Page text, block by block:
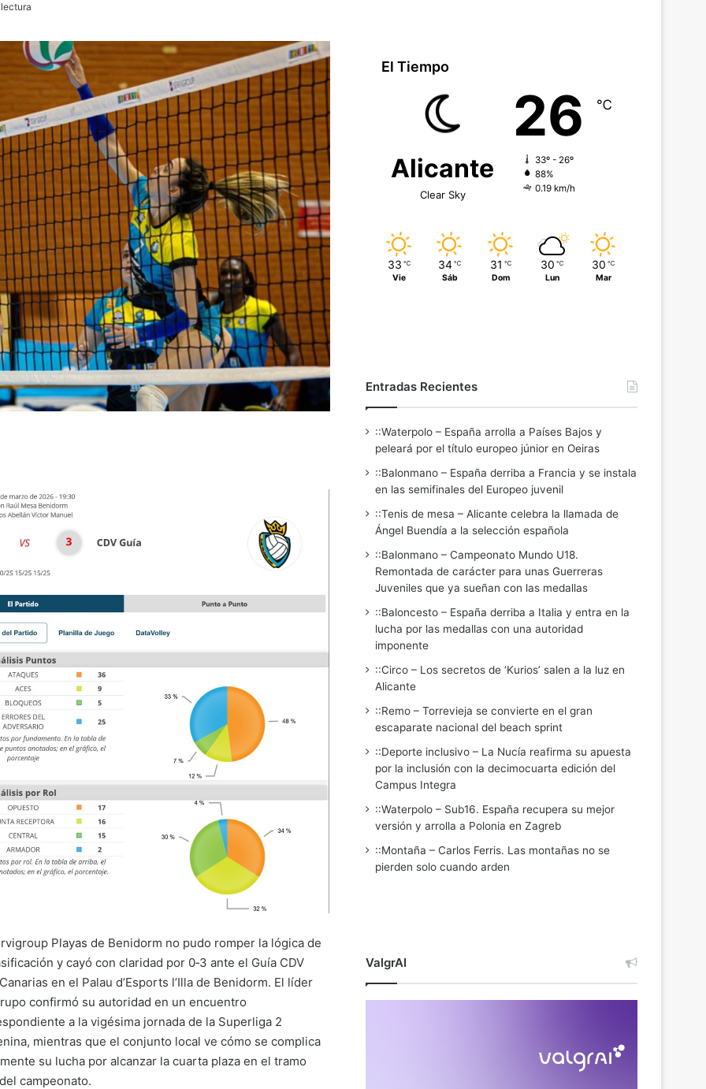
Playas de Benidorm no pudo romper la lógica de
y cayó con claridad por 0‑3 ante el Guía CDV
en el Palau d’Esports l’Illa de Benidorm. El líder
confirmó su autoridad en un encuentro
a la vigésima jornada de la Superliga 2
mientras que el conjunto local ve cómo se complica
su lucha por alcanzar la cuarta plaza en el tramo
campeonato.
El Tiempo
Alicante
Clear Sky
26 ℃
33º - 26º
88%
0.19 km/h
33 ℃
Vie
34 ℃
Sáb
31 ℃
Dom
30 ℃
Lun
30 ℃
Mar
Entradas Recientes
::Waterpolo – España arrolla a Países Bajos y
peleará por el título europeo júnior en Oeiras
::Balonmano – España derriba a Francia y se instala
en las semifinales del Europeo juvenil
::Tenis de mesa – Alicante celebra la llamada de
Ángel Buendía a la selección española
::Balonmano – Campeonato Mundo U18.
Remontada de carácter para unas Guerreras
Juveniles que ya sueñan con las medallas
::Baloncesto – España derriba a Italia y entra en la
lucha por las medallas con una autoridad
imponente
::Circo – Los secretos de ‘Kurios’ salen a la luz en
Alicante
::Remo – Torrevieja se convierte en el gran
escaparate nacional del beach sprint
::Deporte inclusivo – La Nucía reafirma su apuesta
por la inclusión con la decimocuarta edición del
Campus Integra
::Waterpolo – Sub16. España recupera su mejor
versión y arrolla a Polonia en Zagreb
::Montaña – Carlos Ferris. Las montañas no se
pierden solo cuando arden
ValgrAI